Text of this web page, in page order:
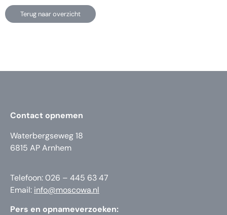
Terug naar overzicht
Contact opnemen
Waterbergseweg 18
6815 AP Arnhem
Telefoon: 026 – 445 63 47
Email: info@moscowa.nl
Pers en opnameverzoeken: